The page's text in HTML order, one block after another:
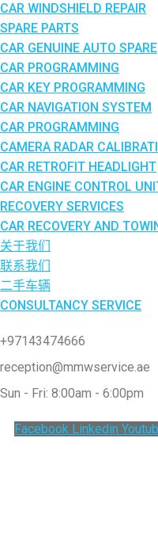
CAR WINDSHIELD REPAIR
SPARE PARTS
CAR GENUINE AUTO SPARE
CAR PROGRAMMING
CAR KEY PROGRAMMING
CAR NAVIGATION SYSTEM
CAR PROGRAMMING
CAMERA RADAR
CAR RETROFIT HEADLIGHT
CAR ENGINE CONTROL
RECOVERY SERVICES
CAR RECOVERY AND
关于我们
联系我们
二手车辆
CONSULTANCY SERVICE
+97143474666
reception@mmwservice.ae
Sun - Fri: 8:00am - 6:00pm
Facebook Linkedin